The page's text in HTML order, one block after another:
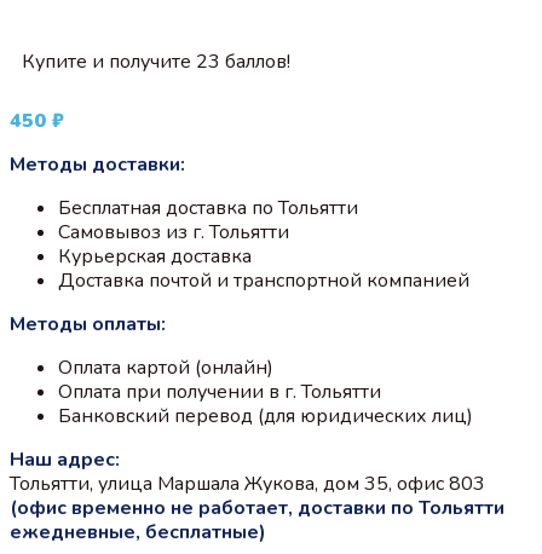
Купите и получите 23 баллов!
450 ₽
Методы доставки:
Бесплатная доставка по Тольятти
Самовывоз из г. Тольятти
Курьерская доставка
Доставка почтой и транспортной компанией
Методы оплаты:
Оплата картой (онлайн)
Оплата при получении в г. Тольятти
Банковский перевод (для юридических лиц)
Наш адрес:
Тольятти, улица Маршала Жукова, дом 35, офис 803
(офис временно не работает, доставки по Тольятти
ежедневные, бесплатные)